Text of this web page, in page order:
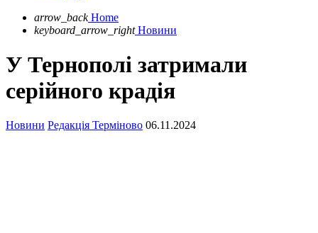
arrow_back Home
keyboard_arrow_right Новини
У Тернополі затримали
серійного крадія
Новини Редакція Терміново 06.11.2024